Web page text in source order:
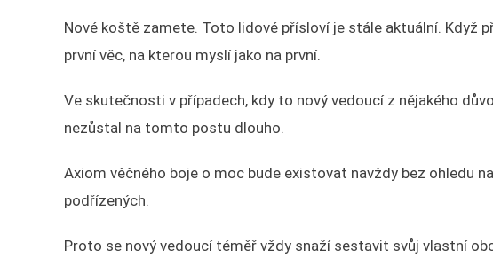
Nové koště zamete. Toto lidové přísloví je stále aktuální. Když
první věc, na kterou myslí jako na první.
Ve skutečnosti v případech, kdy to nový vedoucí z nějakého
nezůstal na tomto postu dlouho.
Axiom věčného boje o moc bude existovat navždy bez ohledu
podřízených.
Proto se nový vedoucí téměř vždy snaží sestavit svůj vlastní